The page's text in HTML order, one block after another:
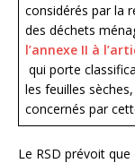
considérés par la
des déchets
l’annexe II à
qui porte
les feuilles
concernés par
Le RSD prévoit que